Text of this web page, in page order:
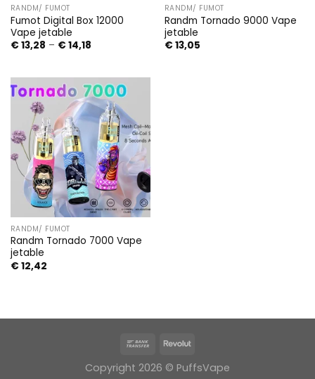
RANDM/ FUMOT
Fumot Digital Box 12000
Vape jetable
€13,28 – €14,18Price
€ 14,18
RANDM/ FUMOT
Randm Tornado 9000 Vape
jetable
€13,05
RANDM/ FUMOT
Randm Tornado 7000 Vape
jetable
€12,42
Copyright 2026 © PuffsVape